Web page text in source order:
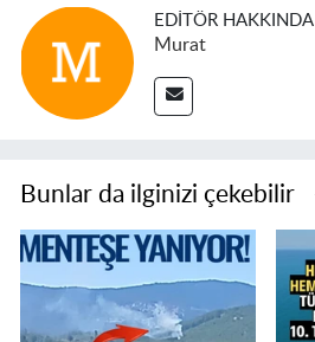
EDITÖR HAKKINDA
Murat
Bunlar da ilginizi çekebilir